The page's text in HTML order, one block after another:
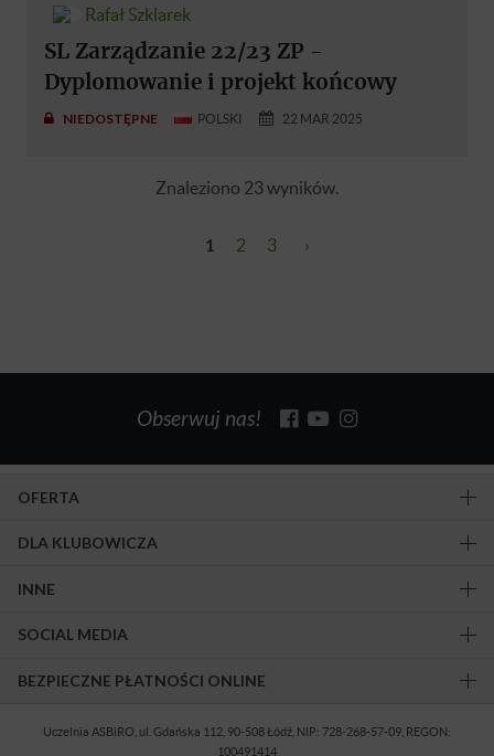
Rafał Szklarek
SL Zarządzanie 22/23 ZP -
Dyplomowanie i projekt końcowy
NIEDOSTĘPNE POLSKI 22 MAR 2025
Znaleziono 23 wyników.
1 2 3 ›
Obserwuj nas!
OFERTA
DLA KLUBOWICZA
INNE
SOCIAL MEDIA
BEZPIECZNE PŁATNOŚCI ONLINE
Uczelnia ASBiRO, ul. Gdańska 112, 90-508 Łódź, NIP: 728-268-57-09, REGON:
100491414